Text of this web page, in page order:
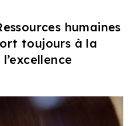
humaines
toujours à la